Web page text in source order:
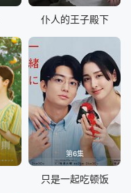
仆人的王子殿下
第6集
只是一起吃顿饭